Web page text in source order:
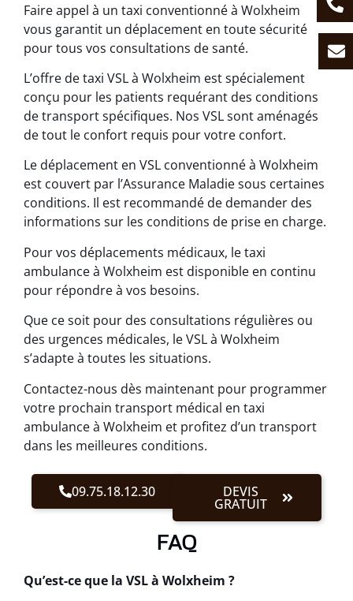
Faire appel à un taxi conventionné à Wolxheim
vous garantit un déplacement en toute sécurité
pour tous vos consultations de santé.
L’offre de taxi VSL à Wolxheim est spécialement
conçu pour les patients requérant des conditions
de transport spécifiques. Nos VSL sont aménagés
de tout le confort requis pour votre confort.
Le déplacement en VSL conventionné à Wolxheim
est couvert par l’Assurance Maladie sous certaines
conditions. Il est recommandé de demander des
informations sur les conditions de prise en charge.
Pour vos déplacements médicaux, le taxi
ambulance à Wolxheim est disponible en continu
pour répondre à vos besoins.
Que ce soit pour des consultations régulières ou
des urgences médicales, le VSL à Wolxheim
s’adapte à toutes les situations.
Contactez-nous dès maintenant pour programmer
votre prochain transport médical en taxi
ambulance à Wolxheim et profitez d’un transport
dans les meilleures conditions.
09.75.18.12.30 DEVIS
GRATUIT
FAQ
Qu’est-ce que la VSL à Wolxheim ?